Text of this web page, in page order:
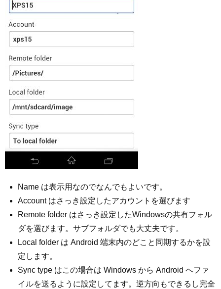
Name は表示用なのでなんでもよいです。
Account はさっき設定したアカウントを選びます
Remote folder はさっき設定したWindowsの共有フォル
ダを選びます。サブフォルダでも大丈夫です。
Local folder は Android 端末内のどこと同期するかを設
定します。
Sync type はこの場合は Windows から Android へファ
イルを送るように設定してます。逆方向もできるし完全